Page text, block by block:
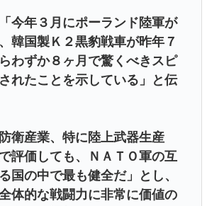
今年３月にポーランド陸軍が
韓国製Ｋ２黒豹戦車が昨年７
わずか８ヶ月で驚くべきスピ
れたことを示している」と伝
衛産業、特に陸上武器生産
評価しても、ＮＡＴＯ軍の互
国の中で最も健全だ」とし、
体的な戦闘力に非常に価値の